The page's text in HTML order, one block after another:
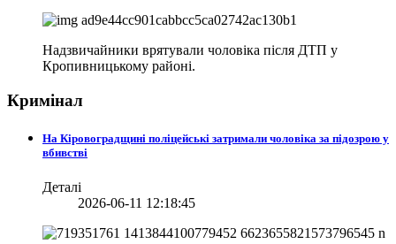
Надзвичайники врятували чоловіка після ДТП у
Кропивницькому районі.
Кримінал
На Кіровоградщині поліцейські затримали чоловіка за підозрою у
вбивстві
Деталі
2026-06-11 12:18:45